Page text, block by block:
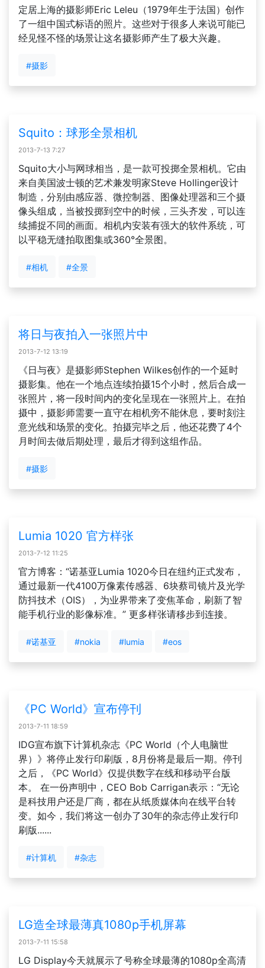
定居上海的摄影师Eric Leleu（1979年生于法国）创作
了一组中国式标语的照片。这些对于很多人来说可能已
经见怪不怪的场景让这名摄影师产生了极大兴趣。
#摄影
Squito：球形全景相机
2013-7-13 7:27
Squito大小与网球相当，是一款可投掷全景相机。它由
来自美国波士顿的艺术兼发明家Steve Hollinger设计
制造，分别由感应器、微控制器、图像处理器和三个摄
像头组成，当被投掷到空中的时候，三头齐发，可以连
续捕捉不同的画面。相机内安装有强大的软件系统，可
以平稳无缝拍取图集或360°全景图。
#相机 #全景
将日与夜拍入一张照片中
2013-7-12 13:19
《日与夜》是摄影师Stephen Wilkes创作的一个延时
摄影集。他在一个地点连续拍摄15个小时，然后合成一
张照片，将一段时间内的变化呈现在一张照片上。在拍
摄中，摄影师需要一直守在相机旁不能休息，要时刻注
意光线和场景的变化。拍摄完毕之后，他还花费了4个
月时间去做后期处理，最后才得到这组作品。
#摄影
Lumia 1020 官方样张
2013-7-12 11:25
官方博客：“诺基亚Lumia 1020今日在纽约正式发布，
通过最新一代4100万像素传感器、6块蔡司镜片及光学
防抖技术（OIS），为业界带来了变焦革命，刷新了智
能手机行业的影像标准。” 更多样张请移步到连接。
#诺基亚 #nokia #lumia #eos
《PC World》宣布停刊
2013-7-11 18:59
IDG宣布旗下计算机杂志《PC World（个人电脑世
界）》将停止发行印刷版，8月份将是最后一期。停刊
之后，《PC World》仅提供数字在线和移动平台版
本。 在一份声明中，CEO Bob Carrigan表示：“无论
是科技用户还是厂商，都在从纸质媒体向在线平台转
变。如今，我们将这一创办了30年的杂志停止发行印
刷版......
#计算机 #杂志
LG造全球最薄真1080p手机屏幕
2013-7-11 15:58
LG Display今天就展示了号称全球最薄的1080p全高清